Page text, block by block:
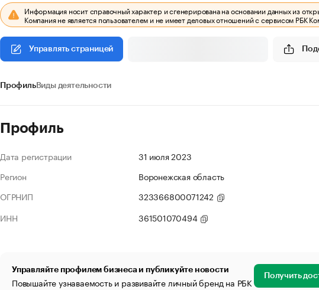
Информация носит справочный характер и сгенерирована на основании данных из
Компания не является пользователем и не имеет деловых отношений с сервисом РБК
Управлять страницей
ПрофильВиды деятельности
Профиль
Дата регистрации
31 июля 2023
Регион
Воронежская область
ОГРНИП
323366800071242
ИНН
361501070494
Управляйте профилем бизнеса и публикуйте новости
Повышайте узнаваемость и развивайте личный бренд на РБК Получить